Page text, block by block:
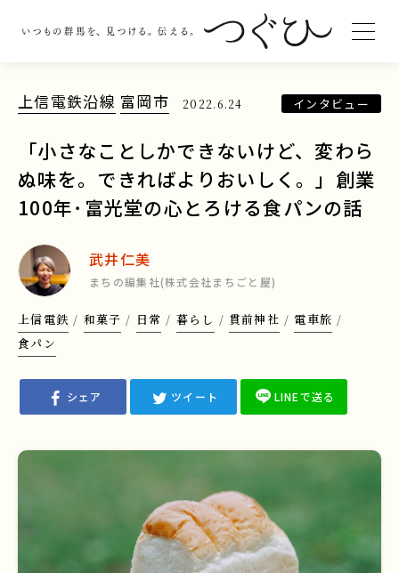
上信電鉄沿線 富岡市 2022.6.24 インタビュー
「小さなことしかできないけど、変わら
ぬ味を。できればよりおいしく。」創業
100年･富光堂の心とろける食パンの話
武井仁美
まちの編集社(株式会社まちごと屋)
上信電鉄 和菓子 日常 暮らし 貫前神社
電車旅
食パン
シェア ツイート LINEで送る